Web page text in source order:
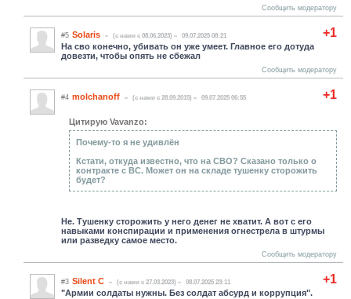
Сообщить модератору
+1
#5 Solaris (c нами с 08.06.2023) 09.07.2025 08:21
На сво конечно, убивать он уже умеет. Главное его дотуда
довезти, чтобы опять не сбежал
Сообщить модератору
+1
#4 molchanoff (c нами с 28.09.2015) 09.07.2025 06:55
Цитирую Vavanzo:
Почему-то я не удивлён
Кстати, откуда известно, что на СВО? Сказано только о
контракте с ВС. Может он на складе тушенку сторожить
будет?
Не. Тушенку сторожить у него денег не хватит. А вот с его
навыками конспирации и применения огнестрела в штурмы
или разведку самое место.
Сообщить модератору
+1
#3 Silent C (c нами с 27.03.2023) 08.07.2025 23:11
"Армии солдаты нужны. Без солдат абсурд и коррупция".